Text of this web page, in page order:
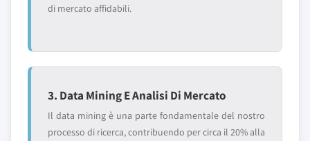
di mercato affidabili.
3. Data Mining E Analisi Di Mercato
Il data mining è una parte fondamentale del nostro
processo di ricerca, contribuendo per circa il 20% alla